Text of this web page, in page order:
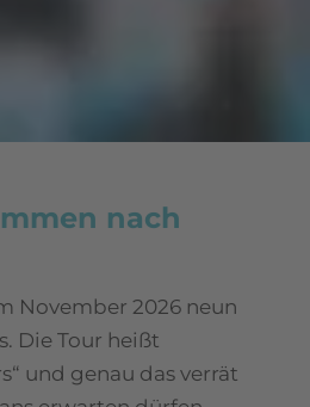
nach
November 2026 neun
Die Tour heißt
und genau das verrät